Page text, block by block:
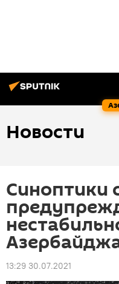
Новости
Синоптики
13:29 30.07.2021